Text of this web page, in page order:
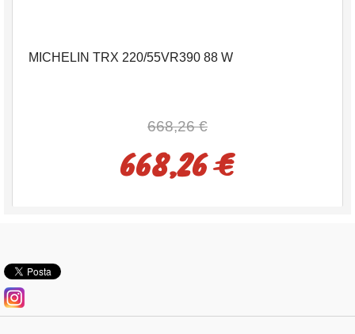
MICHELIN TRX 220/55VR390 88 W
668,26 €
668,26 €